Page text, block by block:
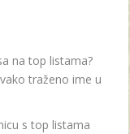
na top listama?
traženo ime u
s top listama